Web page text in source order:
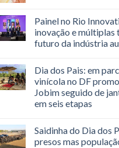
Painel no Rio
inovação e múltiplas
futuro da indústria
Dia dos Pais: em
vinícola no DF
Jobim seguido de
em seis etapas
Saidinha do Dia dos
presos mas